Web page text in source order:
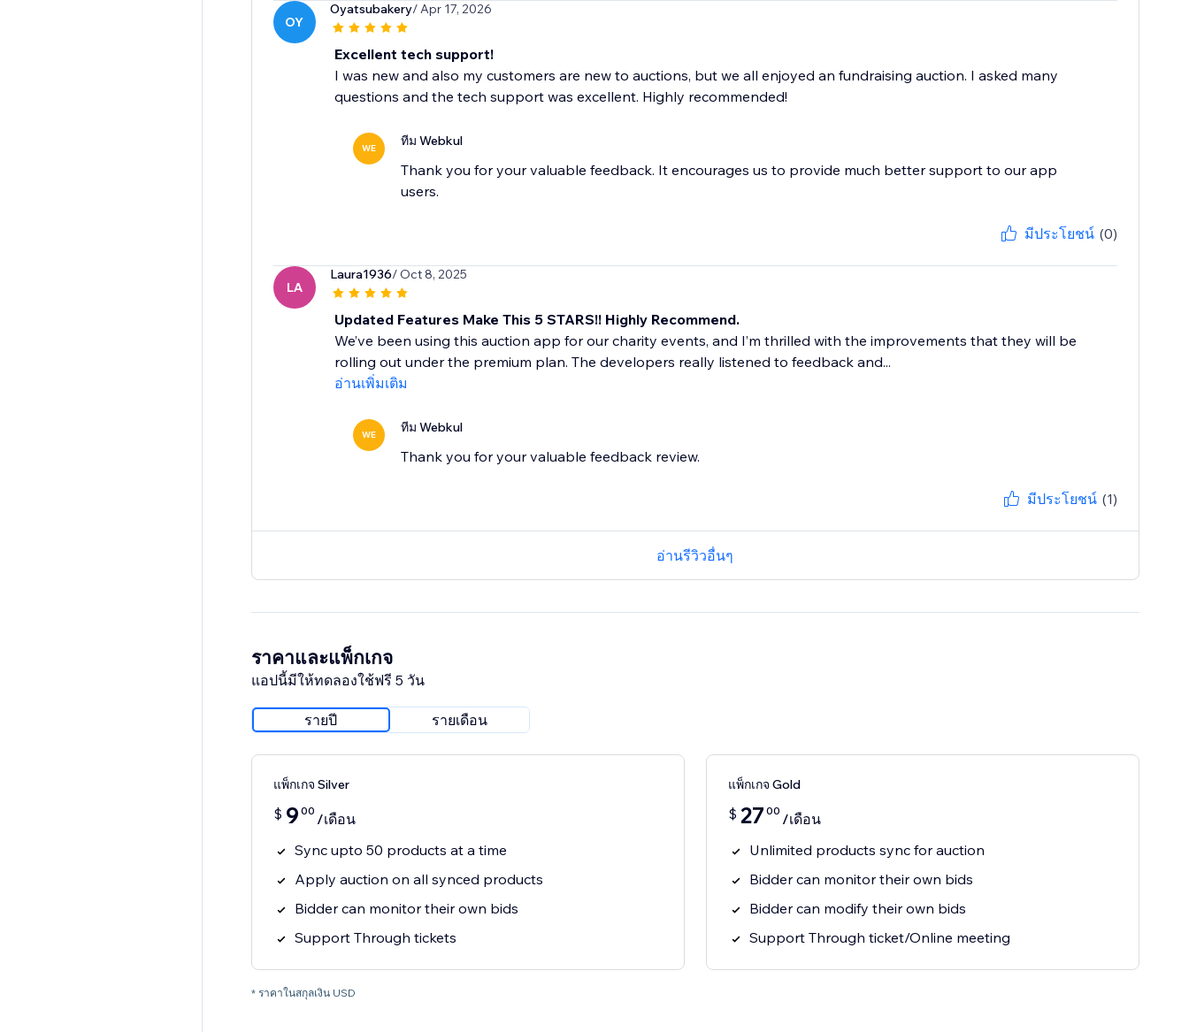
OY
Oyatsubakery/ Apr 17, 2026
Excellent tech support!
I was new and also my customers are new to auctions, but we all enjoyed an fundraising auction. I asked many
questions and the tech support was excellent. Highly recommended!
WE ทีม Webkul
Thank you for your valuable feedback. It encourages us to provide much better support to our app
users.
มีประโยชน์ (0)
LA
Laura1936/ Oct 8, 2025
Updated Features Make This 5 STARS!! Highly Recommend.
We’ve been using this auction app for our charity events, and I’m thrilled with the improvements that they will be
rolling out under the premium plan. The developers really listened to feedback and...
อ่านเพิ่มเติม
WE ทีม Webkul
Thank you for your valuable feedback review.
มีประโยชน์ (1)
อ่านรีวิวอื่นๆ
ราคาและแพ็กเกจ
แอปนี้มีให้ทดลองใช้ฟรี 5 วัน
รายปี รายเดือน
แพ็กเกจ Silver
$ 9 00 /เดือน
Sync upto 50 products at a time
Apply auction on all synced products
Bidder can monitor their own bids
Support Through tickets
แพ็กเกจ Gold
$ 27 00 /เดือน
Unlimited products sync for auction
Bidder can monitor their own bids
Bidder can modify their own bids
Support Through ticket/Online meeting
* ราคาในสกุลเงิน USD